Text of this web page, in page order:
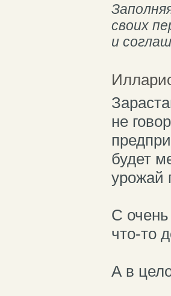
своих
и
не
будет
урожай
С
что-то
А в